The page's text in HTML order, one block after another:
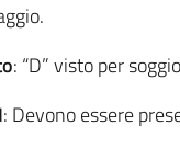
: “D” visto per
: Devono essere